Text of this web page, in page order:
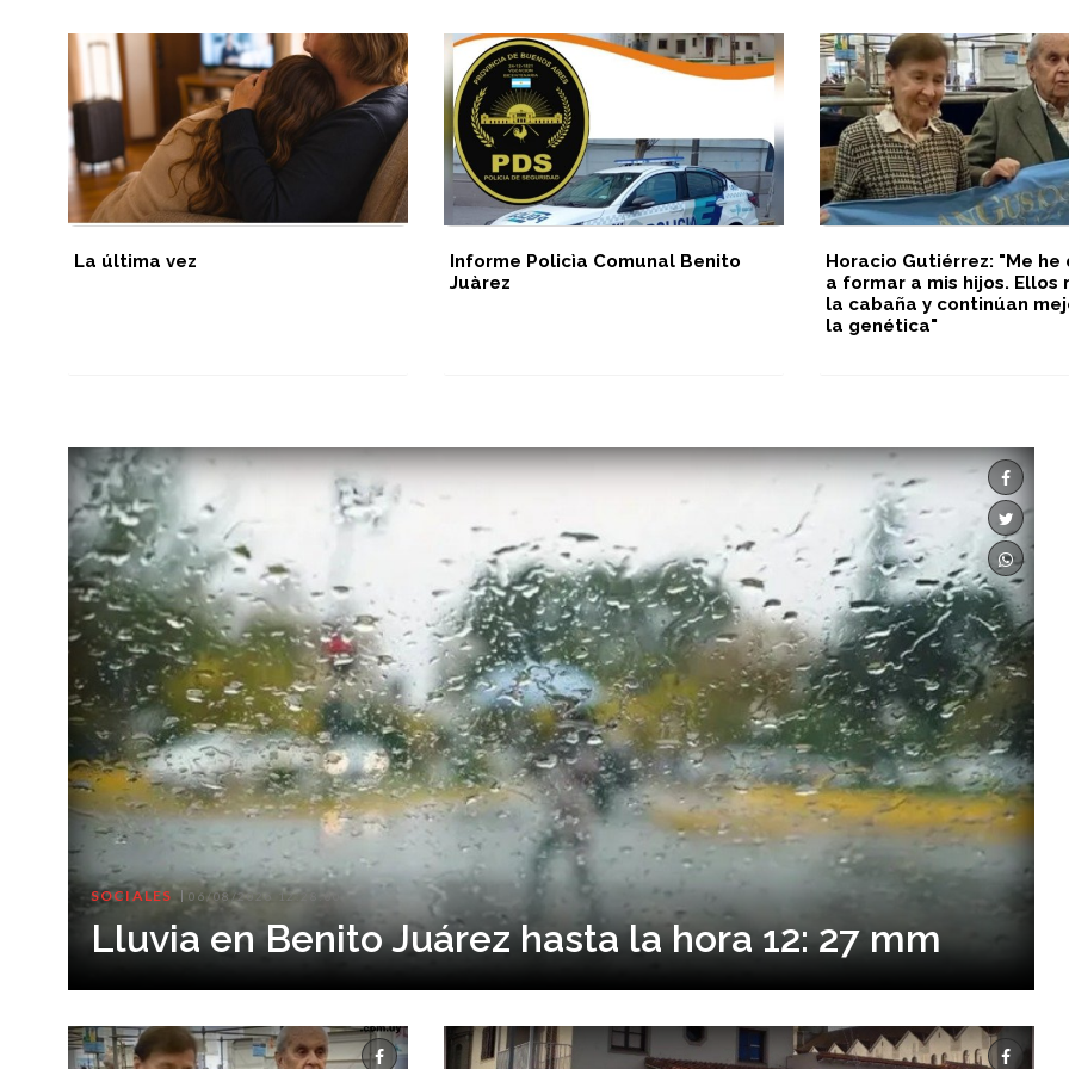
La última vez
Informe Policìa Comunal Benito
Juàrez
Horacio Gutiérrez: "Me he
a formar a mis hijos. Ellos
la cabaña y continúan
la genética"
SOCIALES 06/08/2026 12:28:00
Lluvia en Benito Juárez hasta la hora 12: 27 mm